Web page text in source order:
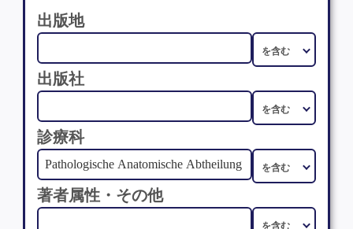
出版地
出版社
診療科
著者属性・その他